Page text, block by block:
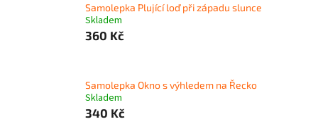
Samolepka Plující loď při západu slunce
Skladem
360 Kč
Samolepka Okno s výhledem na Řecko
Skladem
340 Kč